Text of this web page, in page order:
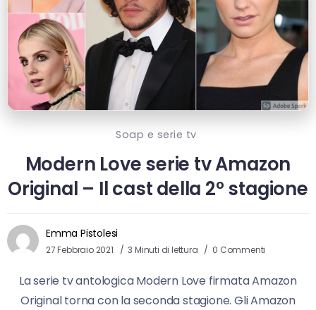
Soap e serie tv
Modern Love serie tv Amazon
Original – Il cast della 2° stagione
Emma Pistolesi
27 Febbraio 2021 3 Minuti di lettura 0 Commenti
La serie tv antologica Modern Love firmata Amazon
Original torna con la seconda stagione. Gli Amazon